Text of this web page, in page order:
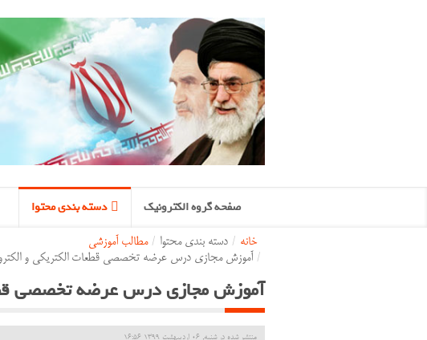
صفحه گروه الکترونیک دسته بندی محتوا
خانه / دسته بندی محتوا / مطالب آموزشی
/ آموزش مجازی درس عرضه تخصصی قطعات الکتریکی و
آموزش مجازی درس عرضه تخصصی
منتشر شده در شنبه, 06 ارديبهشت 1399 16:56